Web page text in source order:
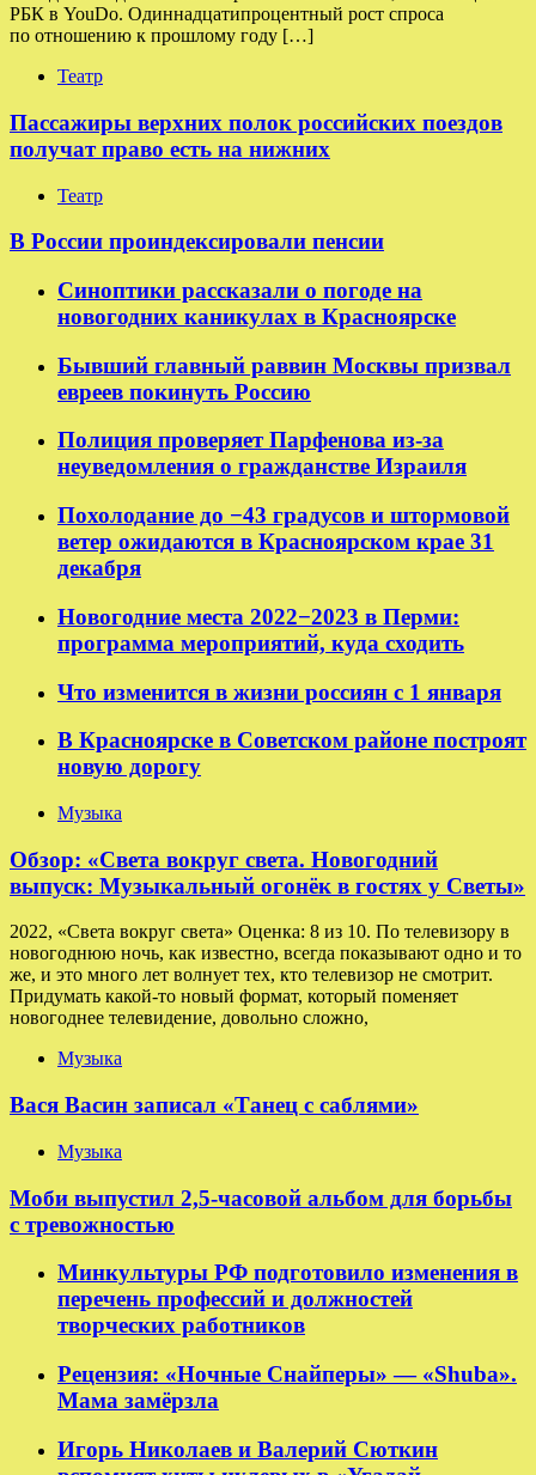
РБК в YouDo. Одиннадцатипроцентный рост спроса
по отношению к прошлому году […]
Театр
Пассажиры верхних полок российских поездов
получат право есть на нижних
Театр
В России проиндексировали пенсии
Синоптики рассказали о погоде на
новогодних каникулах в Красноярске
Бывший главный раввин Москвы призвал
евреев покинуть Россию
Полиция проверяет Парфенова из-за
неуведомления о гражданстве Израиля
Похолодание до −43 градусов и штормовой
ветер ожидаются в Красноярском крае 31
декабря
Новогодние места 2022−2023 в Перми:
программа мероприятий, куда сходить
Что изменится в жизни россиян с 1 января
В Красноярске в Советском районе построят
новую дорогу
Музыка
Обзор: «Света вокруг света. Новогодний
выпуск: Музыкальный огонёк в гостях у Светы»
2022, «Света вокруг света» Оценка: 8 из 10. По телевизору в
новогоднюю ночь, как известно, всегда показывают одно и то
же, и это много лет волнует тех, кто телевизор не смотрит.
Придумать какой-то новый формат, который поменяет
новогоднее телевидение, довольно сложно,
Музыка
Вася Васин записал «Танец с саблями»
Музыка
Моби выпустил 2,5-часовой альбом для борьбы
с тревожностью
Минкультуры РФ подготовило изменения в
перечень профессий и должностей
творческих работников
Рецензия: «Ночные Снайперы» — «Shuba».
Мама замёрзла
Игорь Николаев и Валерий Сюткин